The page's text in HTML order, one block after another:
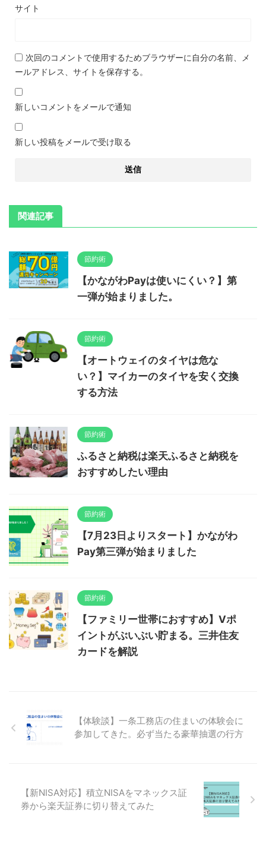
サイト
次回のコメントで使用するためブラウザーに自分の名前、メ
ールアドレス、サイトを保存する。
新しいコメントをメールで通知
新しい投稿をメールで受け取る
関連記事
節約術
【かながわPayは使いにくい？】第
一弾が始まりました。
節約術
【オートウェイのタイヤは危な
い？】マイカーのタイヤを安く交換
する方法
節約術
ふるさと納税は楽天ふるさと納税を
おすすめしたい理由
節約術
【7月23日よりスタート】かながわ
Pay第三弾が始まりました
節約術
【ファミリー世帯におすすめ】Vポ
イントがぶいぶい貯まる。三井住友
カードを解説
【体験談】一条工務店の住まいの体験会に
参加してきた。必ず当たる豪華抽選の行方
【新NISA対応】積立NISAをマネックス証
券から楽天証券に切り替えてみた